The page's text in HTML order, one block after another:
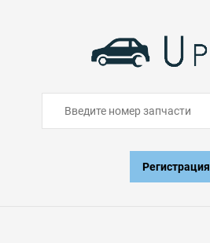
Регистрация